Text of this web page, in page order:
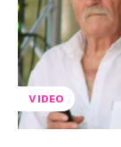
VIDEO